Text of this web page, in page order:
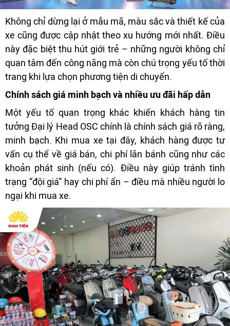
Không chỉ dừng lại ở mẫu mã, màu sắc và thiết kế của
xe cũng được cập nhật theo xu hướng mới nhất. Điều
này đặc biệt thu hút giới trẻ – những người không chỉ
quan tâm đến công năng mà còn chú trọng yếu tố thời
trang khi lựa chọn phương tiện di chuyển.
Chính sách giá minh bạch và nhiều ưu đãi hấp dẫn
Một yếu tố quan trọng khác khiến khách hàng tin
tưởng Đại lý Head OSC chính là chính sách giá rõ ràng,
minh bạch. Khi mua xe tại đây, khách hàng được tư
vấn cụ thể về giá bán, chi phí lăn bánh cũng như các
khoản phát sinh (nếu có). Điều này giúp tránh tình
trạng “đội giá” hay chi phí ẩn – điều mà nhiều người lo
ngại khi mua xe.